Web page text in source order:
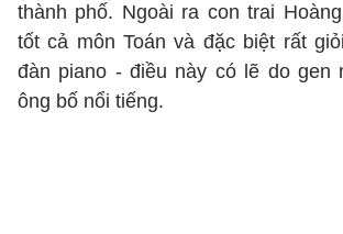
thành phố. Ngoài ra con trai
tốt cả môn Toán và đặc biệt rất
đàn piano - điều này có lẽ do gen
ông bố nổi tiếng.